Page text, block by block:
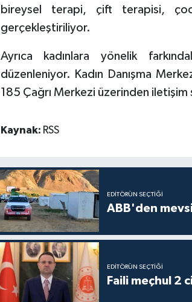
bireysel terapi, çift terapisi,
gerçekleştiriliyor.
Ayrıca kadınlara yönelik
düzenleniyor. Kadın Danışma
185 Çağrı Merkezi üzerinden iletişim
Kaynak: RSS
EDITÖRÜN SEÇTIĞI
ABB'den
EDITÖRÜN SEÇTIĞI
Faili meçhul 2